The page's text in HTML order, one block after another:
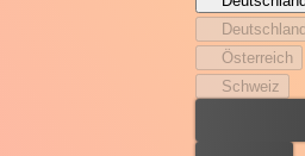
Österreich
Schweiz